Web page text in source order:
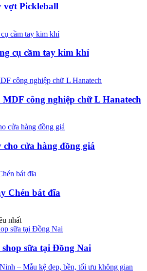
vợt Pickleball
cụ cầm tay kim khí
công nghiệp chữ L Hanatech
cửa hàng đồng giá
Chén bát đĩa
nhất
sữa tại Đồng Nai